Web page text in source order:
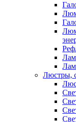
Люстры,